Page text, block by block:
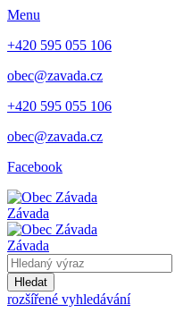
Menu
+420 595 055 106
obec@zavada.cz
+420 595 055 106
obec@zavada.cz
Facebook
Závada
Závada
Hledat
rozšířené vyhledávání